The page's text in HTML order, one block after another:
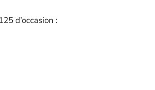
d’occasion :